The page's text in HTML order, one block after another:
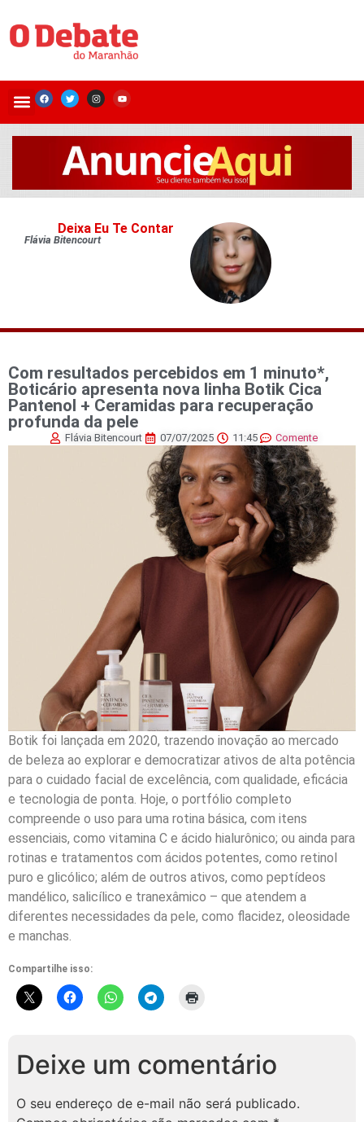
Deixa Eu Te Contar
Flávia Bitencourt
Com resultados percebidos em 1 minuto*,
Boticário apresenta nova linha Botik Cica
Pantenol + Ceramidas para recuperação
profunda da pele
Flávia Bitencourt 07/07/2025 11:45 Comente
Botik foi lançada em 2020, trazendo inovação ao mercado
de beleza ao explorar e democratizar ativos de alta potência
para o cuidado facial de excelência, com qualidade, eficácia
e tecnologia de ponta. Hoje, o portfólio completo
compreende o uso para uma rotina básica, com itens
essenciais, como vitamina C e ácido hialurônico; ou ainda para
rotinas e tratamentos com ácidos potentes, como retinol
puro e glicólico; além de outros ativos, como peptídeos
mandélico, salicílico e tranexâmico – que atendem a
diferentes necessidades da pele, como flacidez, oleosidade
e manchas.
Compartilhe isso:
Deixe um comentário
O seu endereço de e-mail não será publicado.